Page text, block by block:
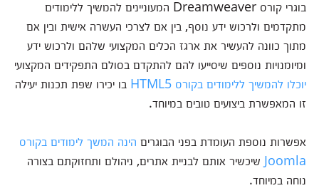
בוגרי קורס Dreamweaver המעוניינים להמשיך ללימודים
מתקדמים ולרכוש ידע נוסף, בין אם לצרכי העשרה אישית ובין אם
מתוך כוונה להעשיר את ארגז הכלים המקצועי שלהם ולרכוש ידע
ומיומנויות נוספים שיסייעו להם להתקדם בסולם התפקידים המקצועי
יוכלו להמשיך ללימודים בקורס HTML5
בו יכירו שפת תכנות יעילה
זו המאפשרת ביצועים טובים במיוחד.
אפשרות נוספת העומדת בפני הבוגרים הינה המשך לימודים בקורס
Joomla שיכשיר אותם לבניית אתרים, ניהולם ותחזוקתם בצורה
נוחה במיוחד.